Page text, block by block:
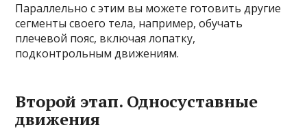
Параллельно с этим вы можете готовить другие
сегменты своего тела, например, обучать
плечевой пояс, включая лопатку,
подконтрольным движениям.
Второй этап. Односуставные
движения